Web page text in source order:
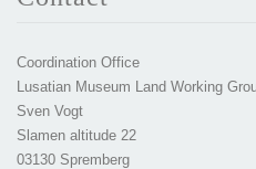
Coordination Office
Lusatian Museum Land Working
Sven Vogt
Slamen altitude 22
03130 Spremberg